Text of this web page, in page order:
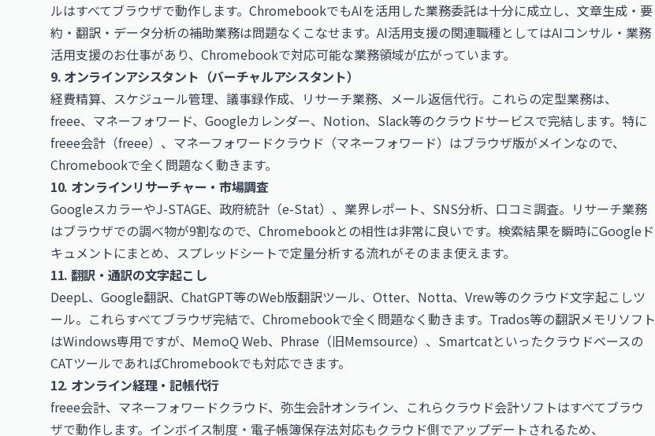
ルはすべてブラウザで動作します。ChromebookでもAIを活用した業務委託は十分に成立し、文章生成・要
約・翻訳・データ分析の補助業務は問題なくこなせます。AI活用支援の関連職種としてはAIコンサル・業務
活用支援のお仕事があり、Chromebookで対応可能な業務領域が広がっています。
9. オンラインアシスタント（バーチャルアシスタント）
経費精算、スケジュール管理、議事録作成、リサーチ業務、メール返信代行。これらの定型業務は、
freee、マネーフォワード、Googleカレンダー、Notion、Slack等のクラウドサービスで完結します。特に
freee会計（freee）、マネーフォワードクラウド（マネーフォワード）はブラウザ版がメインなので、
Chromebookで全く問題なく動きます。
10. オンラインリサーチャー・市場調査
GoogleスカラーやJ-STAGE、政府統計（e-Stat）、業界レポート、SNS分析、口コミ調査。リサーチ業務
はブラウザでの調べ物が9割なので、Chromebookとの相性は非常に良いです。検索結果を瞬時にGoogleド
キュメントにまとめ、スプレッドシートで定量分析する流れがそのまま使えます。
11. 翻訳・通訳の文字起こし
DeepL、Google翻訳、ChatGPT等のWeb版翻訳ツール、Otter、Notta、Vrew等のクラウド文字起こしツ
ール。これらすべてブラウザ完結で、Chromebookで全く問題なく動きます。Trados等の翻訳メモリソフト
はWindows専用ですが、MemoQ Web、Phrase（旧Memsource）、Smartcatといったクラウドベースの
CATツールであればChromebookでも対応できます。
12. オンライン経理・記帳代行
freee会計、マネーフォワードクラウド、弥生会計オンライン、これらクラウド会計ソフトはすべてブラウ
ザで動作します。インボイス制度・電子帳簿保存法対応もクラウド側でアップデートされるため、